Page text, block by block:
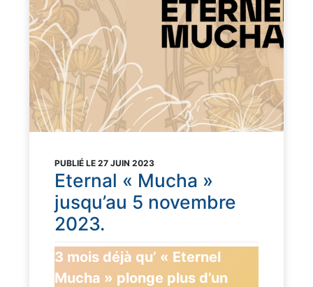
PUBLIÉ LE 27 JUIN 2023
Eternal « Mucha »
jusqu’au 5 novembre
2023.
3 mois déjà qu’ « Eternel
Mucha » plonge plus d’un